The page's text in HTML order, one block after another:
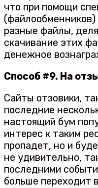
что при помощи
разные файлы,
скачивание этих
денежное
Способ #9. На
Сайты отзовики,
последние
настоящий бум
интерес к таким
пропадет, но и
не удивительно,
последними
больше переходит